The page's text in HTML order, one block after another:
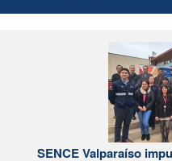
SENCE Valparaíso